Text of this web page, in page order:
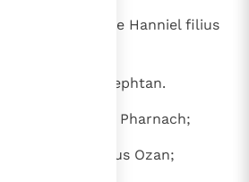
de tribu Manasse Hanniel filius
Camuel filius Sephtan.
Elisaphan filius Pharnach;
dux Phaltiel filius Ozan;